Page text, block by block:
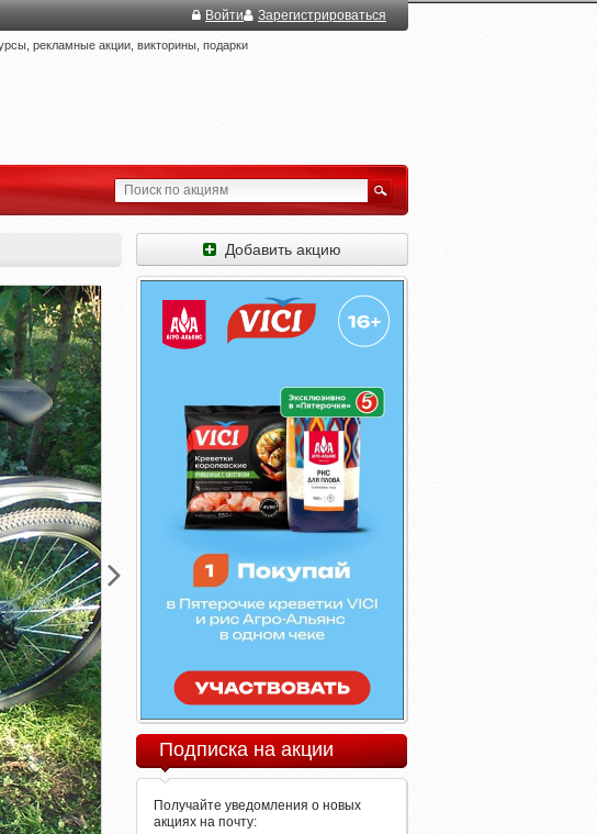
Войти Зарегистрироваться
рекламные акции, викторины, подарки
Добавить акцию
Подписка на акции
Получайте уведомления о новых
акциях на почту: